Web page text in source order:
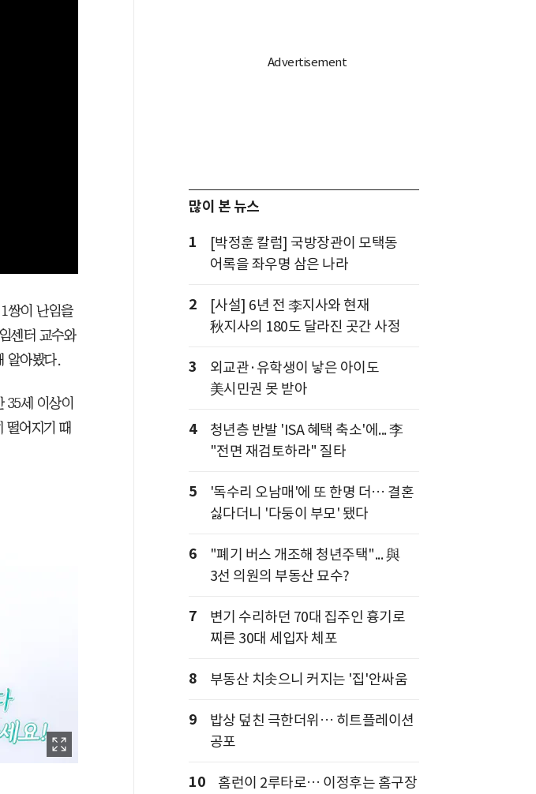
쌍이 난임을
센터 교수와
알아봤다.
35세 이상이
떨어지기 때
많이 본 뉴스
1
[박정훈 칼럼] 국방장관이 모택동
어록을 좌우명 삼은 나라
2
[사설] 6년 전 李지사와 현재
秋지사의 180도 달라진 곳간 사정
3
외교관·유학생이 낳은 아이도
美시민권 못 받아
4
청년층 반발 'ISA 혜택 축소'에... 李
"전면 재검토하라" 질타
5
'독수리 오남매'에 또 한명 더… 결혼
싫다더니 '다둥이 부모' 됐다
6
"폐기 버스 개조해 청년주택"... 與
3선 의원의 부동산 묘수?
7
변기 수리하던 70대 집주인 흉기로
찌른 30대 세입자 체포
8 부동산 치솟으니 커지는 '집'안싸움
9
밥상 덮친 극한더위… 히트플레이션
공포
10
홈런이 2루타로… 이정후는 홈구장